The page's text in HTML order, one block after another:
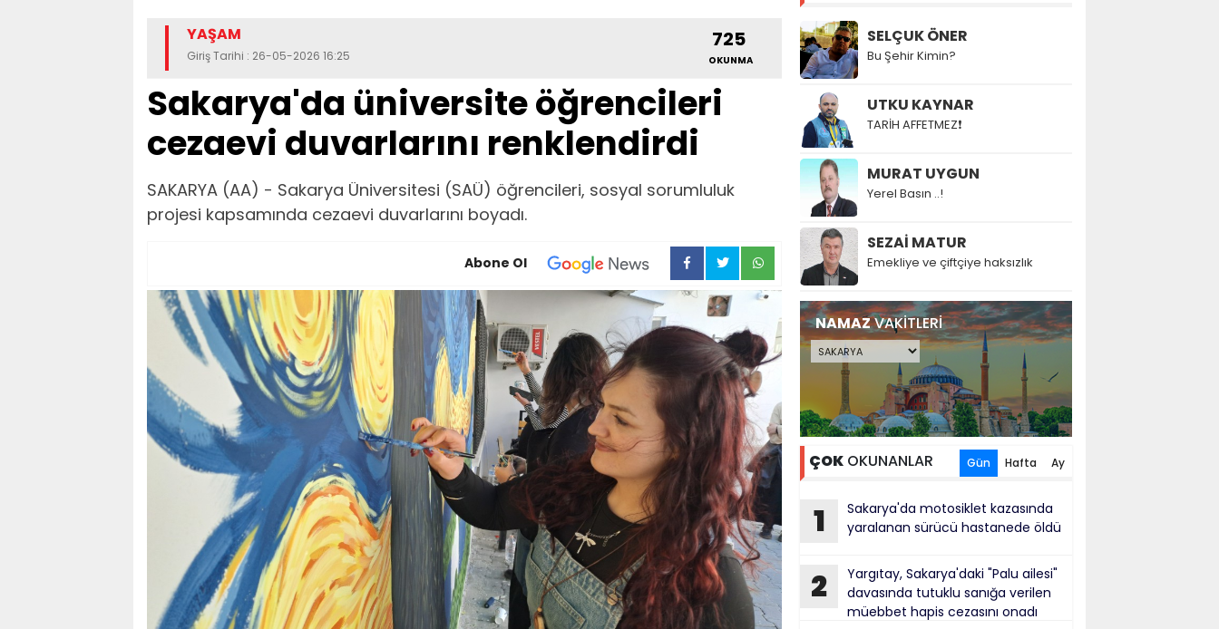
YAŞAM
Giriş Tarihi : 26-05-2026 16:25
725
OKUNMA
Sakarya'da üniversite öğrencileri
cezaevi duvarlarını renklendirdi
SAKARYA (AA) - Sakarya Üniversitesi (SAÜ) öğrencileri, sosyal sorumluluk
projesi kapsamında cezaevi duvarlarını boyadı.
Abone Ol
SELÇUK ÖNER
Bu Şehir Kimin?
UTKU KAYNAR
TARİH AFFETMEZ❗
MURAT UYGUN
Yerel Basın ..!
SEZAİ MATUR
Emekliye ve çiftçiye haksızlık
NAMAZVAKİTLERİ
ÇOK OKUNANLAR Gün Hafta Ay
1
Sakarya'da motosiklet kazasında
yaralanan sürücü hastanede öldü
2
Yargıtay, Sakarya'daki "Palu ailesi"
davasında tutuklu sanığa verilen
müebbet hapis cezasını onadı